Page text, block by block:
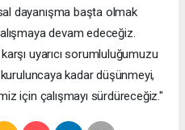
dayanışma başta olmak
devam edeceğiz.
uyarıcı sorumluluğumuzu
kadar düşünmeyi,
için çalışmayı sürdüreceğiz."